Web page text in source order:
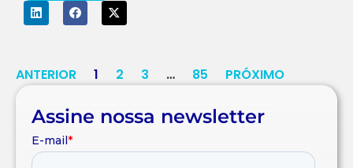
ANTERIOR 1 2 3 … 85 PRÓXIMO
Assine nossa newsletter